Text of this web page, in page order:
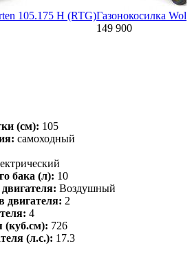
105.175 H (RTG)Газонокосилка
149 900
(см): 105
самоходный
бака (л): 10
Воздушный
двигателя: 2
4
(куб.см): 726
(л.с.): 17.3